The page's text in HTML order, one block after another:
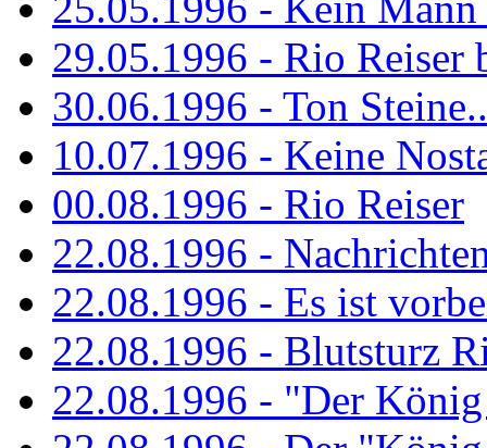
29.05.1996 - Rio Reiser
30.06.1996 - Ton
10.07.1996 - Keine
00.08.1996 - Rio Reiser
22.08.1996 -
22.08.1996 - Es ist
22.08.1996 - Blutsturz
22.08.1996 - "Der